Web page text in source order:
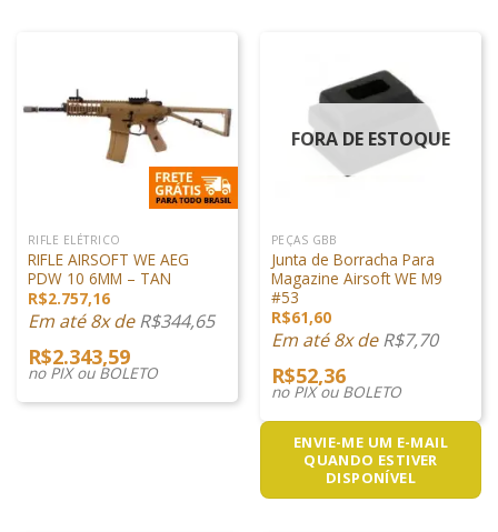
RIFLE ELÉTRICO
RIFLE AIRSOFT WE AEG
PDW 10 6MM – TAN
R$2.757,16
Em até 8x deR$344,65
R$2.343,59
no PIX ou BOLETO
FORA DE ESTOQUE
PEÇAS GBB
Junta de Borracha Para
Magazine Airsoft WE M9
#53
R$61,60
Em até 8x deR$7,70
R$52,36
no PIX ou BOLETO
ENVIE-ME UM E-MAIL
QUANDO ESTIVER
DISPONÍVEL